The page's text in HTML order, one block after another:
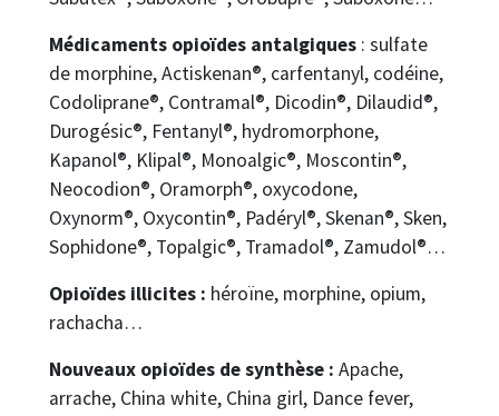
Médicaments opioïdes antalgiques : sulfate
de morphine, Actiskenan®, carfentanyl, codéine,
Codoliprane®, Contramal®, Dicodin®, Dilaudid®,
Durogésic®, Fentanyl®, hydromorphone,
Kapanol®, Klipal®, Monoalgic®, Moscontin®,
Neocodion®, Oramorph®, oxycodone,
Oxynorm®, Oxycontin®, Padéryl®, Skenan®, Sken,
Sophidone®, Topalgic®, Tramadol®, Zamudol®…
Opioïdes illicites : héroïne, morphine, opium,
rachacha…
Nouveaux opioïdes de synthèse : Apache,
arrache, China white, China girl, Dance fever,